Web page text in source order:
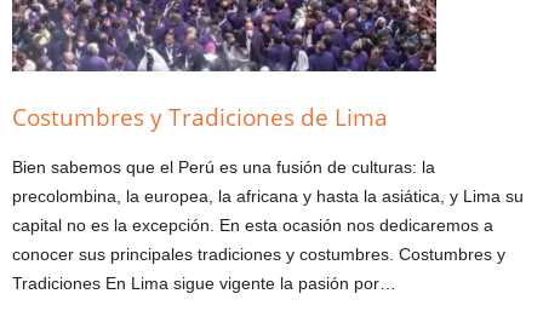
Costumbres y Tradiciones de Lima
Bien sabemos que el Perú es una fusión de culturas: la
precolombina, la europea, la africana y hasta la asiática, y Lima su
capital no es la excepción. En esta ocasión nos dedicaremos a
conocer sus principales tradiciones y costumbres. Costumbres y
Tradiciones En Lima sigue vigente la pasión por…